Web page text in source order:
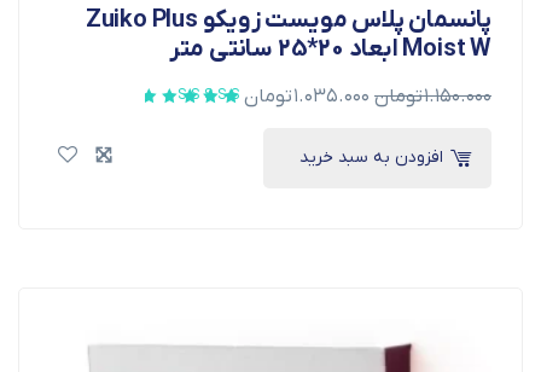
پانسمان پلاس مویست زویکو Zuiko Plus
Moist W ابعاد 20*25 سانتی متر
۱.۱۵۰.۰۰۰تومان ۱.۰۳۵.۰۰۰تومان
افزودن به سبد خرید